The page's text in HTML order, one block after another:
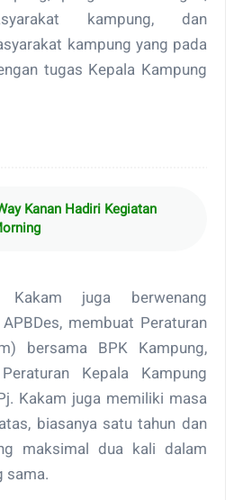
kampung, dan
kampung yang pada
tugas Kepala Kampung
Kanan Hadiri Kegiatan
juga berwenang
membuat Peraturan
bersama BPK Kampung,
Kepala Kampung
Kakam juga memiliki masa
biasanya satu tahun dan
maksimal dua kali dalam
sama.